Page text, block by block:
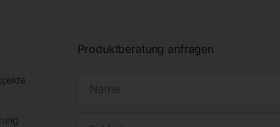
Produktberatung anfragen